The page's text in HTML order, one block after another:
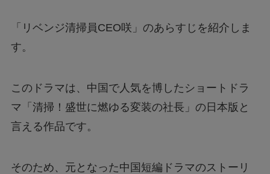
「リベンジ清掃員CEO咲」のあらすじを紹介しま
す。
このドラマは、中国で人気を博したショートドラ
マ「清掃！盛世に燃ゆる変装の社長」の日本版と
言える作品です。
そのため、元となった中国短編ドラマのストーリ